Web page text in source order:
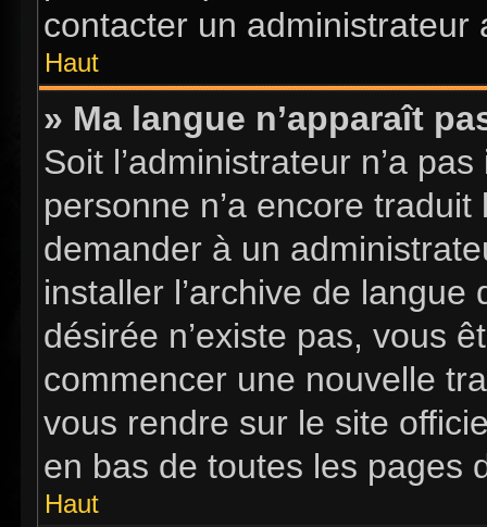
contacter un
Haut
» Ma langue n’apparaît
Soit l’administrateur n’a
personne n’a encore
demander à un
installer l’archive de
désirée n’existe pas, vous
commencer une nouvelle
vous rendre sur le site
en bas de toutes les pages
Haut